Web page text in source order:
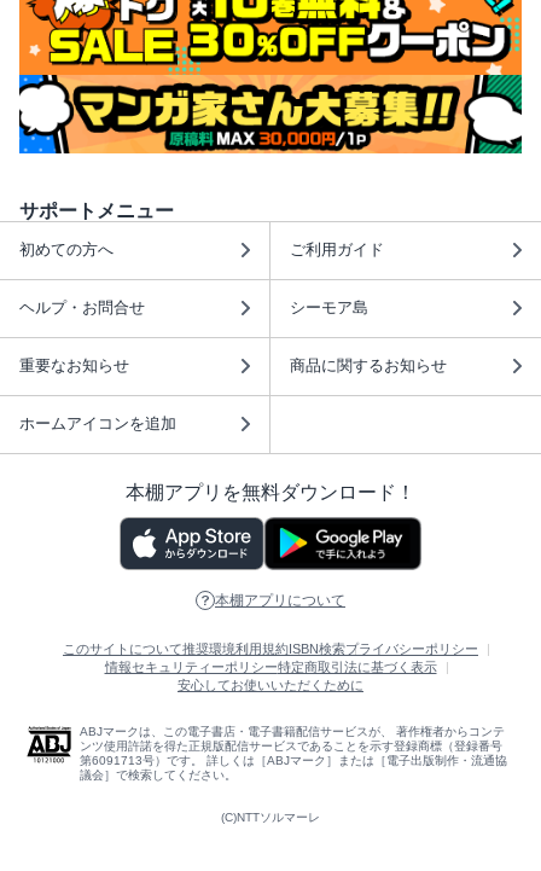
サポートメニュー
初めての方へ ご利用ガイド
ヘルプ・お問合せ シーモア島
重要なお知らせ 商品に関するお知らせ
ホームアイコンを追加
本棚アプリを無料ダウンロード！
本棚アプリについて
このサイトについて推奨環境利用規約 ISBN検索プライバシーポリシー
情報セキュリティーポリシー特定商取引法に基づく表示
安心してお使いいただくために
ABJマークは、この電子書店・電子書籍配信サービスが、 著作権者からコンテ
ンツ使用許諾を得た正規版配信サービスであることを示す登録商標（登録番号
第6091713号）です。 詳しくは［ABJマーク］または［電子出版制作・流通協
議会］で検索してください。
(C)NTTソルマーレ